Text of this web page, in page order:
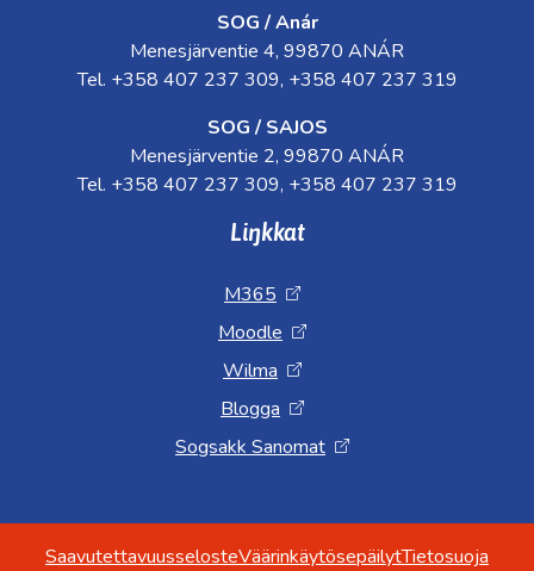
SOG / Anár
Menesjärventie 4, 99870 ANÁR
Tel. +358 407 237 309, +358 407 237 319
SOG / SAJOS
Menesjärventie 2, 99870 ANÁR
Tel. +358 407 237 309, +358 407 237 319
Liŋkkat
M365
Moodle
Wilma
Blogga
Sogsakk Sanomat
SaavutettavuusselosteVäärinkäytösepäilytTietosuoja